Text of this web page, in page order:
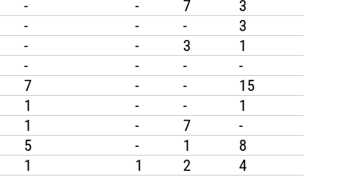
-
- 7
3
-
- -
3
-
- 3
1
-
- -
-
7
- -
15
1
- -
1
1
- 7
-
5
- 1
8
1
1 2
4